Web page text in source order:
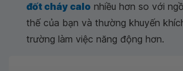
đốt cháy calo nhiều hơn so với
thế của bạn và thường khuyến
trường làm việc năng động hơn.